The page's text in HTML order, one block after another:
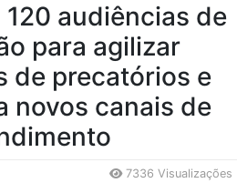
120 audiências de
para agilizar
de precatórios e
novos canais de
7336 Visualizações